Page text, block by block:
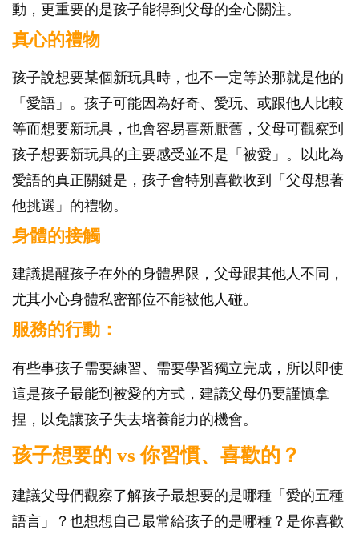
動，更重要的是孩子能得到父母的全心關注。
真心的禮物
孩子說想要某個新玩具時，也不一定等於那就是他的
「愛語」。孩子可能因為好奇、愛玩、或跟他人比較
等而想要新玩具，也會容易喜新厭舊，父母可觀察到
孩子想要新玩具的主要感受並不是「被愛」。以此為
愛語的真正關鍵是，孩子會特別喜歡收到「父母想著
他挑選」的禮物。
身體的接觸
建議提醒孩子在外的身體界限，父母跟其他人不同，
尤其小心身體私密部位不能被他人碰。
服務的行動：
有些事孩子需要練習、需要學習獨立完成，所以即使
這是孩子最能到被愛的方式，建議父母仍要謹慎拿
捏，以免讓孩子失去培養能力的機會。
孩子想要的 vs 你習慣、喜歡的？
建議父母們觀察了解孩子最想要的是哪種「愛的五種
語言」？也想想自己最常給孩子的是哪種？是你喜歡